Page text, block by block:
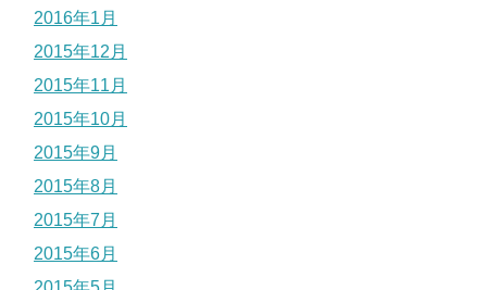
2016年1月
2015年12月
2015年11月
2015年10月
2015年9月
2015年8月
2015年7月
2015年6月